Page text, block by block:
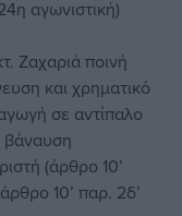
αγωνιστική)
Ζαχαριά ποινή
και χρηματικό
σε αντίπαλο
βάναυση
(άρθρο 10’
10’ παρ. 2δ’